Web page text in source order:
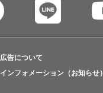
広告について
インフォメーション（お知らせ）